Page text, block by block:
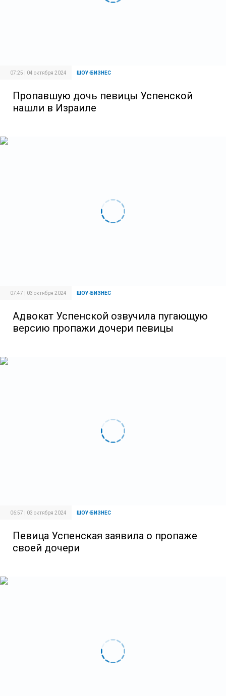
07:25 | 04 октября 2024 ШОУ-БИЗНЕС
Пропавшую дочь певицы Успенской
нашли в Израиле
07:47 | 03 октября 2024 ШОУ-БИЗНЕС
Адвокат Успенской озвучила пугающую
версию пропажи дочери певицы
06:57 | 03 октября 2024 ШОУ-БИЗНЕС
Певица Успенская заявила о пропаже
своей дочери